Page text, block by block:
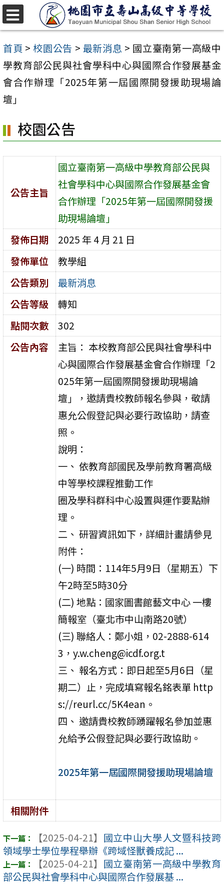
跳
至
主
要
內
容
首頁 > 校園公告 > 最新消息 > 國立臺南第一高級中
學教育部公民與社會學科中心與國際合作發展基金
會合作辦理「2025年第一屆國際開發援助現場論
壇」
校園公告
公告主旨
國立臺南第一高級中學教育部公民與
社會學科中心與國際合作發展基金會
合作辦理「2025年第一屆國際開發援
助現場論壇」
發佈日期
2025 年 4 月 21 日
發佈單位
教學組
公告類別
最新消息
公告等級
轉知
點閱次數
302
公告內容
主旨： 本校教育部公民與社會學科中
心與國際合作發展基金會合作辦理「2
025年第一屆國際開發援助現場論
壇」，邀請貴校教師報名參與，敬請
惠允公假登記與必要行政協助，請查
照。
說明：
一、 依教育部國民及學前教育署高級
中等學校課程推動工作
圈及學科群科中心設置與運作要點辦
理。
二、 研習資訊如下，詳細計畫請參見
附件：
(一) 時間：114年5月9日（星期五）下
午2時至5時30分
(二) 地點：國家圖書館藝文中心 一樓
簡報室（臺北市中山南路20號）
(三) 聯絡人：鄭小姐，02-2888-614
3，y.w.cheng@icdf.org.t
三、 報名方式：即日起至5月6日（星
期二）止，完成填寫報名銘表單 http
s://reurl.cc/5K4ean。
四、 邀請貴校教師踴躍報名參加並惠
允給予公假登記與必要行政協助。
2025年第一屆國際開發援助現場論壇
相關附件
【2025-04-21】 國立中山大學人文暨科技跨
領域學士學位學程舉辦《跨域怪獸養成記 ...
【2025-04-21】 國立臺南第一高級中學教育
部公民與社會學科中心與國際合作發展基 ...
選
單